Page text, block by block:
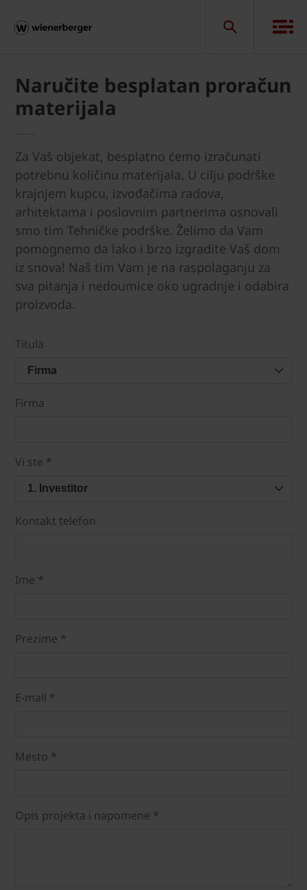
Naručite besplatan proračun
materijala
Za Vaš objekat, besplatno ćemo izračunati
potrebnu količinu materijala. U cilju podrške
krajnjem kupcu, izvođačima radova,
arhitektama i poslovnim partnerima osnovali
smo tim Tehničke podrške. Želimo da Vam
pomognemo da lako i brzo izgradite Vaš dom
iz snova! Naš tim Vam je na raspolaganju za
sva pitanja i nedoumice oko ugradnje i odabira
proizvoda.
Titula
Firma
Firma
Vi ste *
1. Investitor
Kontakt telefon
Ime *
Prezime *
E-mail *
Mesto *
Opis projekta i napomene *